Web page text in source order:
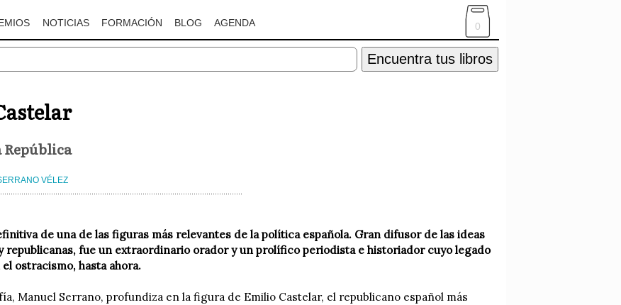
NOTICIAS FORMACIÓN BLOG AGENDA 0
Encuentra tus libros
República
VÉLEZ
de una de las figuras más relevantes de la política española. Gran difusor de las ideas
republicanas, fue un extraordinario orador y un prolífico periodista e historiador cuyo legado
ostracismo, hasta ahora.
Manuel Serrano, profundiza en la figura de Emilio Castelar, el republicano español más